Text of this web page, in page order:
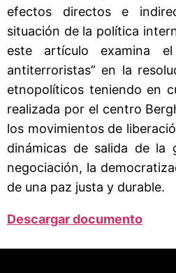
efectos directos e
situación de la política
este artículo examina
antiterroristas” en la
etnopolíticos teniendo en
realizada por el centro
los movimientos de
dinámicas de salida de la
negociación, la
de una paz justa y durable.
Descargar documento